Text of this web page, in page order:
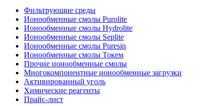
Фильтрующие среды
Ионообменные смолы Purolite
Ионообменные смолы Hydrolite
Ионообменные смолы Seplite
Ионообменные смолы Puresin
Ионообменные смолы Токем
Прочие ионообменные смолы
Многокомпонентные ионообменные загрузки
Активированный уголь
Химические реагенты
Прайс-лист